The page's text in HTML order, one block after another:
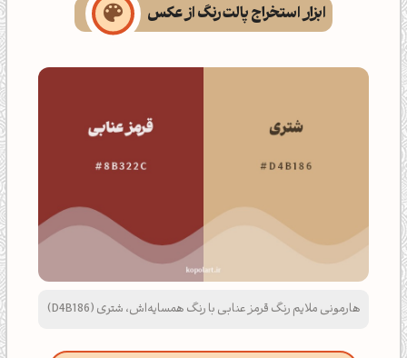
ابزار استخراج پالت رنگ از عکس
هارمونی ملایم رنگ قرمز عنابی با رنگ همسایه‌اش، شتری (D4B186)